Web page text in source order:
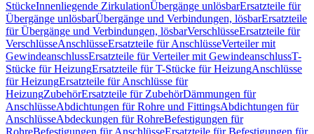
StückeInnenliegende ZirkulationÜbergänge unlösbarErsatzteile für
Übergänge unlösbarÜbergänge und Verbindungen, lösbarErsatzteile
für Übergänge und Verbindungen, lösbarVerschlüsseErsatzteile für
VerschlüsseAnschlüsseErsatzteile für AnschlüsseVerteiler mit
GewindeanschlussErsatzteile für Verteiler mit GewindeanschlussT-
Stücke für HeizungErsatzteile für T-Stücke für HeizungAnschlüsse
für HeizungErsatzteile für Anschlüsse für
HeizungZubehörErsatzteile für ZubehörDämmungen für
AnschlüsseAbdichtungen für Rohre und FittingsAbdichtungen für
AnschlüsseAbdeckungen für RohreBefestigungen für
RohreBefestigungen für AnschlüsseErsatzteile für Befestigungen für